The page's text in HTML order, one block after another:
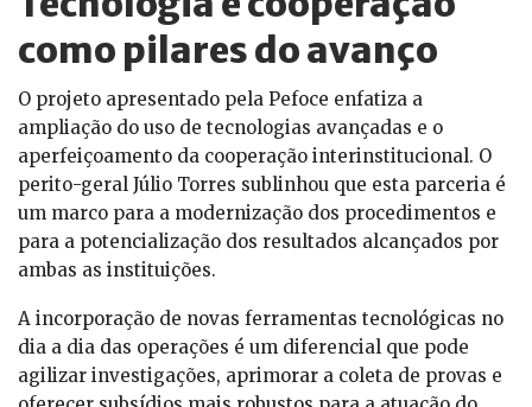
como pilares do avanço
O projeto apresentado pela Pefoce enfatiza a
ampliação do uso de tecnologias avançadas e o
aperfeiçoamento da cooperação interinstitucional. O
perito-geral Júlio Torres sublinhou que esta parceria é
um marco para a modernização dos procedimentos e
para a potencialização dos resultados alcançados por
ambas as instituições.
A incorporação de novas ferramentas tecnológicas no
dia a dia das operações é um diferencial que pode
agilizar investigações, aprimorar a coleta de provas e